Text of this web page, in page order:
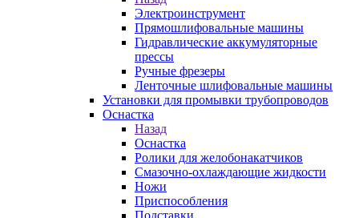
Электроинструмент
Прямошлифовальные машины
Гидравлические аккумуляторные
прессы
Ручные фрезеры
Ленточные шлифовальные машины
Установки для промывки трубопроводов
Оснастка
Назад
Оснастка
Ролики для желобонакатчиков
Смазочно-охлаждающие жидкости
Ножи
Приспособления
Подставки